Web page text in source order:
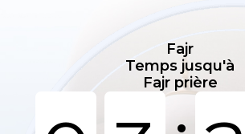
Fajr
Temps jusqu'à
Fajr prière